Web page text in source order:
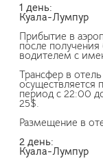
1 день:
Куала-Лумпур
Прибытие в
после
водителем с
Трансфер в
осуществляется
период с 22:00
25$.
Размещение в
2 день:
Куала-Лумпур